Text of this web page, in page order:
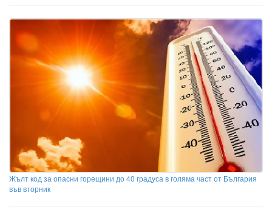
Жълт код за опасни горещини до 40 градуса в голяма част от България
във вторник